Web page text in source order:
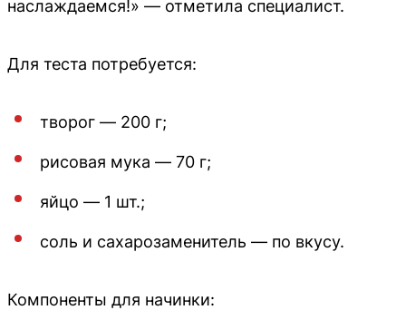
наслаждаемся!» — отметила специалист.
Для теста потребуется:
творог — 200 г;
рисовая мука — 70 г;
яйцо — 1 шт.;
соль и сахарозаменитель — по вкусу.
Компоненты для начинки: